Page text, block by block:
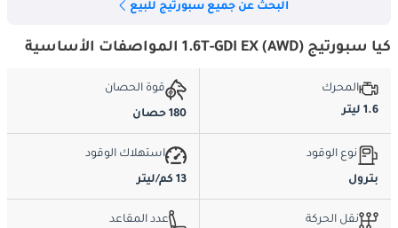
البحث عن جميع سبورتيج للبيع
كيا سبورتيج 1.6T-GDI EX (AWD) المواصفات الأساسية
المحرك
1.6 ليتر
قوة الحصان
180 حصان
نوع الوقود
بترول
استهلاك الوقود
13 كم/ليتر
نقل الحركة
عدد المقاعد